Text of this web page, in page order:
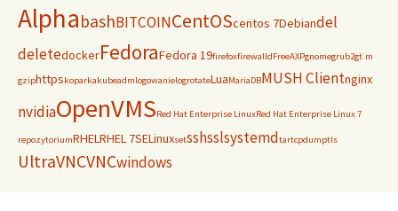
AlphabashBITCOINCentOScentos 7Debiandel
deletedockerFedoraFedora 19firefoxfirewalldFreeAXPgnomegrub2gt.m
gziphttpskoparkakubeadmlogowanielogrotateLuaMariaDBMUSH Clientnginx
nvidiaOpenVMSRed Hat Enterprise LinuxRed Hat Enterprise Linux 7
repozytoriumRHELRHEL 7SELinuxsetsshsslsystemdtartcpdumptls
UltraVNCVNCwindows